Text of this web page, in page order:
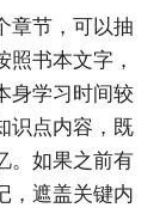
章节，可以抽
书本文字，
身学习时间较
识点内容，既
。如果之前有
，遮盖关键内